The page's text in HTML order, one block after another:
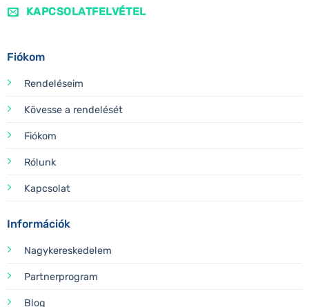
KAPCSOLATFELVÉTEL
Fiókom
Rendeléseim
Kövesse a rendelését
Fiókom
Rólunk
Kapcsolat
Információk
Nagykereskedelem
Partnerprogram
Blog